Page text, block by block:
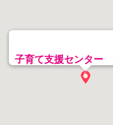
子育て支援センター